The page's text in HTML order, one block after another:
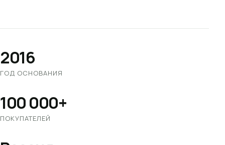
2016
ГОД ОСНОВАНИЯ
100 000+
ПОКУПАТЕЛЕЙ